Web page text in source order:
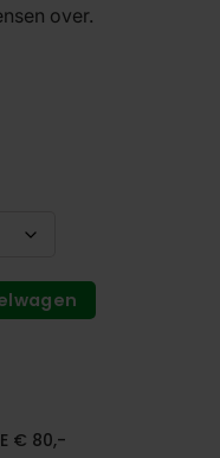
over.
€ 80,-